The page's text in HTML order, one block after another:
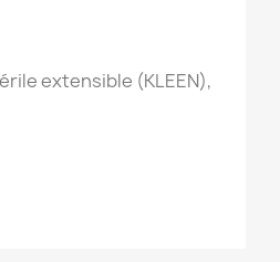
extensible (KLEEN),